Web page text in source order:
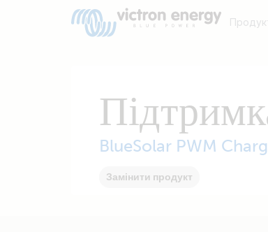
BlueSolar PWM
Замінити продукт